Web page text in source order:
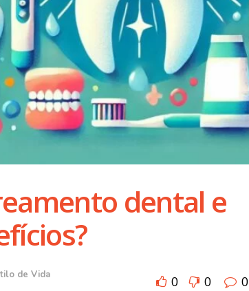
dental e
de Vida 0 0 0